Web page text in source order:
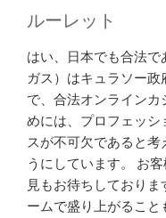
ルーレット
はい、日本でも合法
ガス）はキュラソー
で、合法オンラインカ
めには、プロフェッ
スが不可欠であると考
うにしています。 お
見もお待ちしており
ームで盛り上がるこ